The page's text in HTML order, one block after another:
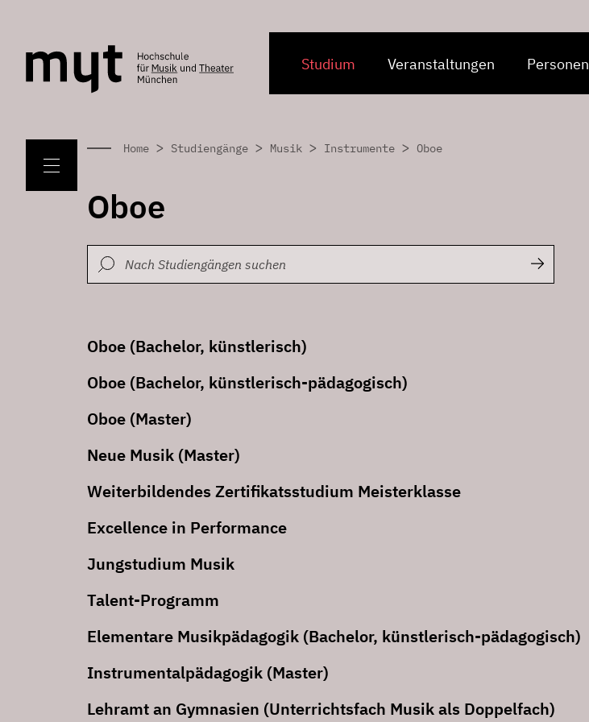
Studium Veranstaltungen Personen
Home > Studiengänge > Musik > Instrumente > Oboe
Oboe
Oboe (Bachelor, künstlerisch)
Oboe (Bachelor, künstlerisch-pädagogisch)
Oboe (Master)
Neue Musik (Master)
Weiterbildendes Zertifikatsstudium Meisterklasse
Excellence in Performance
Jungstudium Musik
Talent-Programm
Elementare Musikpädagogik (Bachelor, künstlerisch-pädagogisch)
Instrumentalpädagogik (Master)
Lehramt an Gymnasien (Unterrichtsfach Musik als Doppelfach)